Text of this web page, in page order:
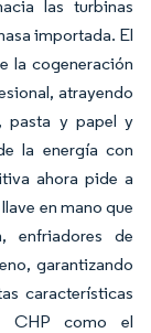
las turbinas
importada. El
la cogeneración
atrayendo
pasta y papel y
la energía con
ahora pide a
en mano que
enfriadores de
garantizando
características
CHP como el